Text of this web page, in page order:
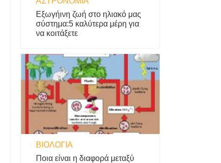
Εξωγήινη ζωή στο ηλιακό μας
σύστημα:5 καλύτερα μέρη για
να κοιτάξετε
ΒΙΟΛΟΓΊΑ
Ποια είναι η διαφορά μεταξύ